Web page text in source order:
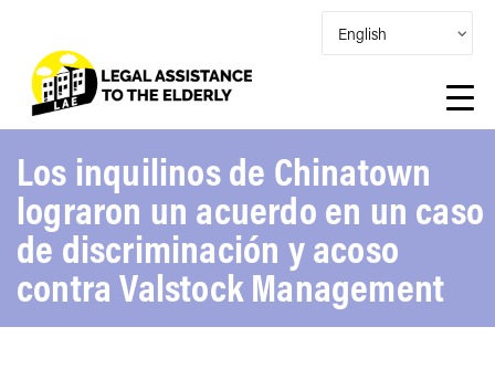
Los inquilinos de Chinatown
lograron un acuerdo en un caso
de discriminación y acoso
contra Valstock Management